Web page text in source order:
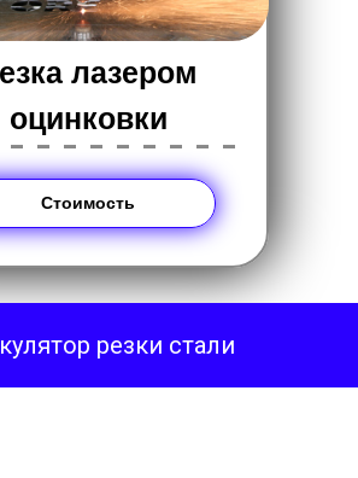
Стоимость
лазером
оцинковки
резки стали